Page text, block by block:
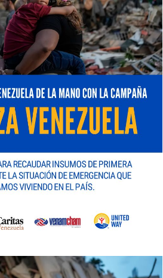
26 enero, 2026 a las 3:40 pm
electrónico no será publicada.
están marcados con*